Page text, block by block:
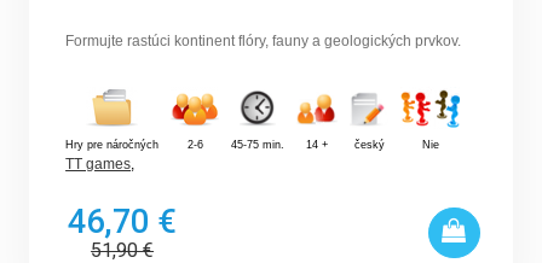
Formujte rastúci kontinent flóry, fauny a geologických prvkov.
Hry pre náročných 2-6 45-75 min. 14 + český Nie
TT games
46,70 €
51,90€